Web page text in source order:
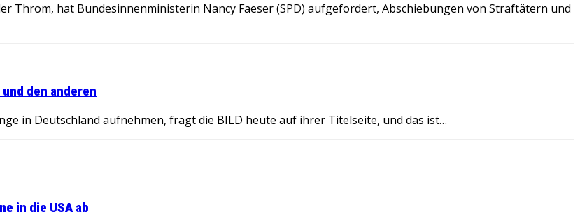
Throm, hat Bundesinnenministerin Nancy Faeser (SPD) aufgefordert, Abschiebungen von Straftätern und
den anderen
in Deutschland aufnehmen, fragt die BILD heute auf ihrer Titelseite, und das ist…
in die USA ab